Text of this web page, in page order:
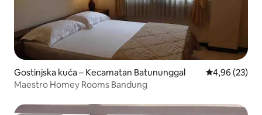
Gostinjska kuća – Kecamatan Batununggal Prosječna
4,96 (23)
Maestro Homey Rooms Bandung